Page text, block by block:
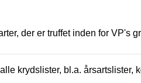
der er truffet inden for VP's
krydslister, bl.a. årsartslister,